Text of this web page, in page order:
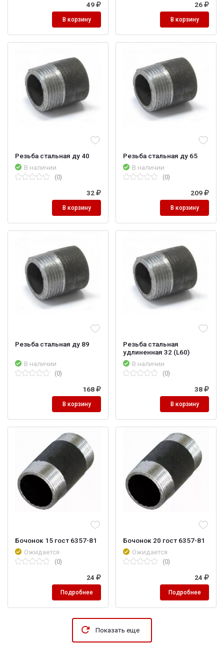
49
В корзину
26
В корзину
Резьба стальная ду 40
В наличии
(0)
32
В корзину
Резьба стальная ду 65
В наличии
(0)
209
В корзину
Резьба стальная ду 89
В наличии
(0)
168
В корзину
Резьба стальная
удлиненная 32 (L60)
В наличии
(0)
38
В корзину
Бочонок 15 гост 6357-81
Ожидается
(0)
24
Подробнее
Бочонок 20 гост 6357-81
Ожидается
(0)
24
Подробнее
Показать еще